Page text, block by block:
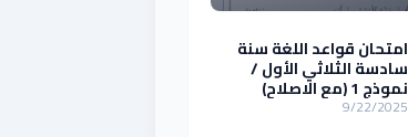
امتحان قواعد اللغة سنة
سادسة الثلاثي الأول /
نموذج 1 (مع الاصلاح)
9/22/2025